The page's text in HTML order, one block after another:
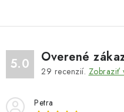
5.0 Overené
29 recenzií. Zobraziť
Petra